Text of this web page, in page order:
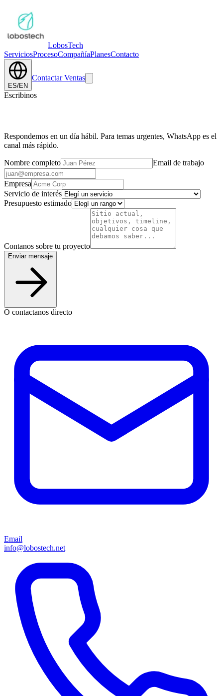
LobosTech
ServiciosProcesoCompañíaPlanesContacto
ES/EN
Contactar Ventas
Escribinos
Respondemos en un día hábil. Para temas urgentes, WhatsApp es el
canal más rápido.
Nombre completo Email de trabajo
Empresa
Servicio de interés
Presupuesto estimado
Contanos sobre tu proyecto
Enviar mensaje
O contactanos directo
Email
info@lobostech.net